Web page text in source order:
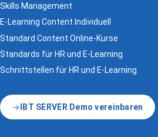
Skills Management
E-Learning Content Individuell
Standard Content Online-Kurse
Standards für HR und E-Learning
Schnittstellen für HR und E-Learning
IBT SERVER Demo vereinbaren